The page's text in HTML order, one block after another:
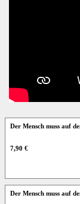
Der Mensch muss auf
7,90 €
Der Mensch muss auf